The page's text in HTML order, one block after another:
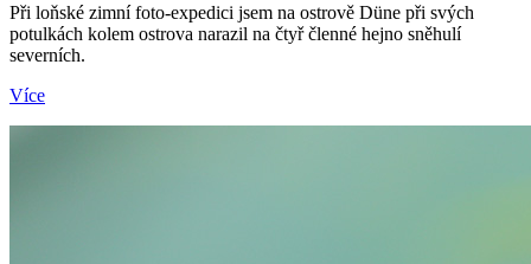
Při loňské zimní foto-expedici jsem na ostrově Düne při svých
potulkách kolem ostrova narazil na čtyř členné hejno sněhulí
severních.
Více